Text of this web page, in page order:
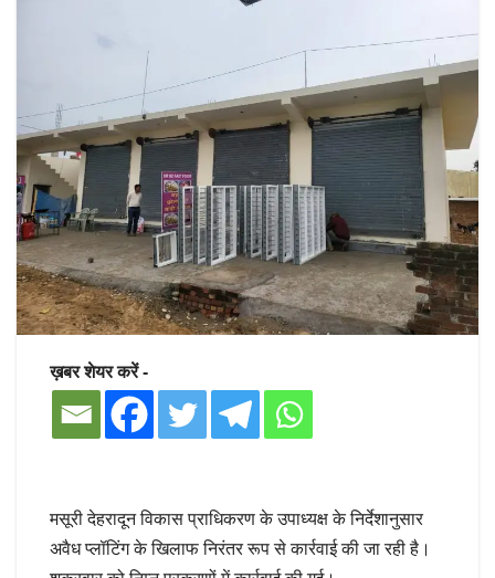
ख़बर शेयर करें -
मसूरी देहरादून विकास प्राधिकरण के उपाध्यक्ष के निर्देशानुसार
अवैध प्लॉटिंग के खिलाफ निरंतर रूप से कार्रवाई की जा रही है।